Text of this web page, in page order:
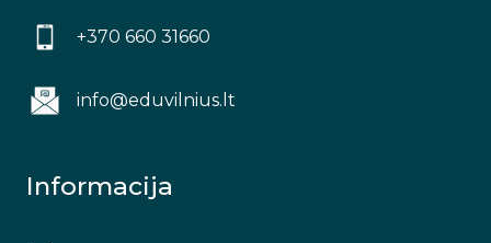
+370 660 31660
info@eduvilnius.lt
Informacija